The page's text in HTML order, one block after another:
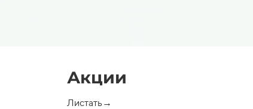
Акции
Листать→